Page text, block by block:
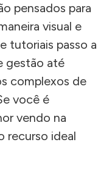
pensados para
visual e
tutoriais passo a
gestão até
complexos de
você é
vendo na
recurso ideal